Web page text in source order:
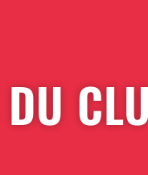
DU